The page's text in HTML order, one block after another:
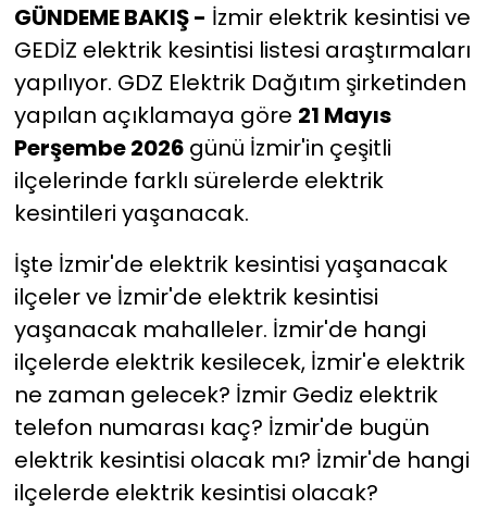
GÜNDEME BAKIŞ - İzmir elektrik kesintisi ve
GEDİZ elektrik kesintisi listesi araştırmaları
yapılıyor. GDZ Elektrik Dağıtım şirketinden
yapılan açıklamaya göre 21 Mayıs
Perşembe 2026 günü İzmir'in çeşitli
ilçelerinde farklı sürelerde elektrik
kesintileri yaşanacak.
İşte İzmir'de elektrik kesintisi yaşanacak
ilçeler ve İzmir'de elektrik kesintisi
yaşanacak mahalleler. İzmir'de hangi
ilçelerde elektrik kesilecek, İzmir'e elektrik
ne zaman gelecek? İzmir Gediz elektrik
telefon numarası kaç? İzmir'de bugün
elektrik kesintisi olacak mı? İzmir'de hangi
ilçelerde elektrik kesintisi olacak?
Yaşam
YEREL POLİTİKA
YEREL YÖNETİMLER
Yurt